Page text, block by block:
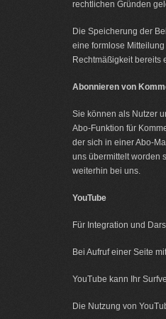
rechtlichen Gründen
Die Speicherung der
eine formlose
Rechtmäßigkeit bereits
Abonnieren von
Sie können als Nutzer
Abo-Funktion für
der sich in einer Abo-
uns übermittelt worden
weiterhin bei uns.
YouTube
Für Integration und
Bei Aufruf einer Seite
YouTube kann Ihr
Die Nutzung von